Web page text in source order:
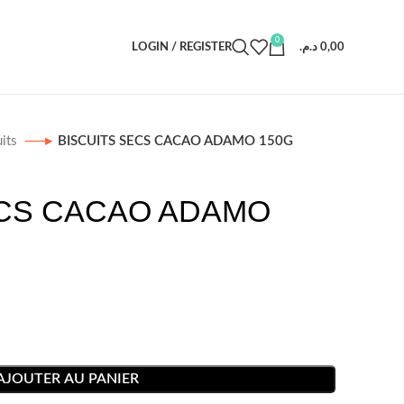
LOGIN / REGISTER
0
0,00 د.م.
BISCUITS SECS CACAO ADAMO 150G
CACAO ADAMO
AU PANIER